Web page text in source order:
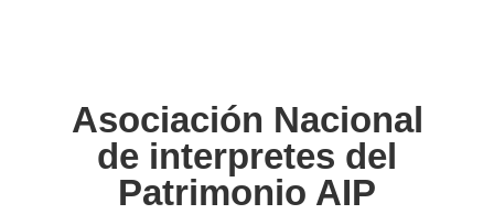
Asociación Nacional
de interpretes del
Patrimonio AIP